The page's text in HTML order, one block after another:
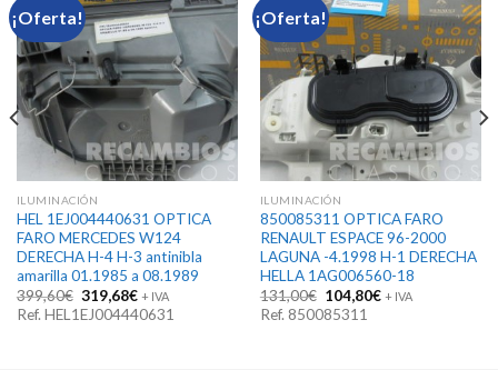
¡Oferta!
ILUMINACIÓN
HEL 1EJ004440631 OPTICA
FARO MERCEDES W124
DERECHA H-4 H-3 antinibla
amarilla 01.1985 a 08.1989
399,60€ El
precio
original
319,68€El
precio
actual
+ IVA
Ref. HEL1EJ004440631
¡Oferta!
ILUMINACIÓN
850085311 OPTICA FARO
RENAULT ESPACE 96-2000
LAGUNA -4.1998 H-1 DERECHA
HELLA 1AG006560-18
131,00€ El
precio
original
104,80€El+ IVA
Ref. 850085311